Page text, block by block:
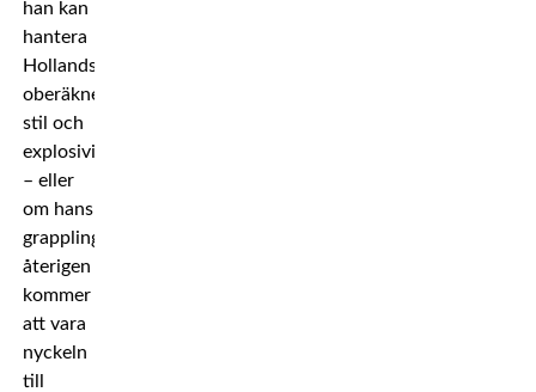
han kan
hantera
Hollands
oberäkneliga
stil och
explosivitet
– eller
om hans
grappling
återigen
kommer
att vara
nyckeln
till